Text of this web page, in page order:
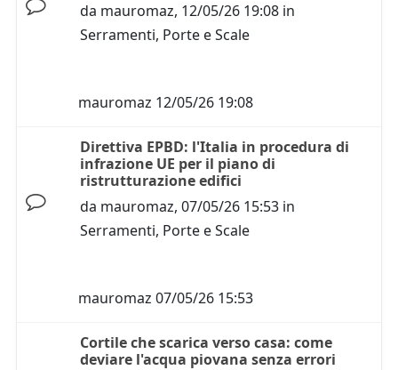
da mauromaz, 12/05/26 19:08 in
Serramenti, Porte e Scale
mauromaz 12/05/26 19:08
Direttiva EPBD: l'Italia in procedura di
infrazione UE per il piano di
ristrutturazione edifici
da mauromaz, 07/05/26 15:53 in
Serramenti, Porte e Scale
mauromaz 07/05/26 15:53
Cortile che scarica verso casa: come
deviare l'acqua piovana senza errori